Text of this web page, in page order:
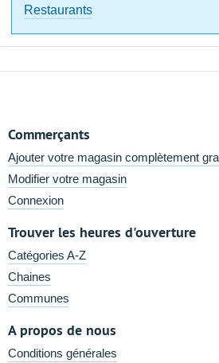
Restaurants
Commerçants
Ajouter votre magasin complètement
Modifier votre magasin
Connexion
Trouver les heures d'ouverture
Catégories A-Z
Chaines
Communes
A propos de nous
Conditions générales